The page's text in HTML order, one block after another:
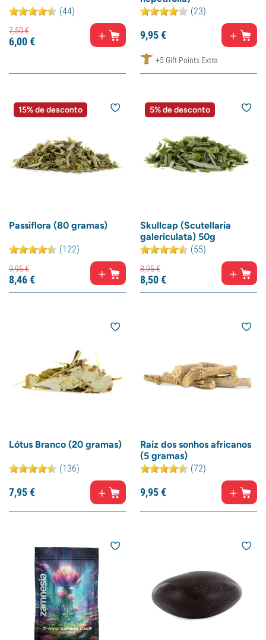
(44)
7,50€
6,00€
(23)
9,95€
+5 Gift Points Extra
15% de desconto
Passiflora (80 gramas)
(122)
9,95€
8,46€
5% de desconto
Skullcap (Scutellaria
galericulata) 50g
(55)
8,95€
8,50€
Lótus Branco (20 gramas)
(136)
7,95€
Raiz dos sonhos africanos
(5 gramas)
(72)
9,95€